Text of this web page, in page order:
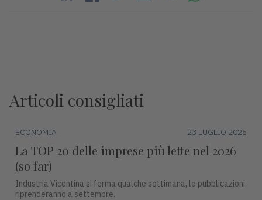
Articoli consigliati
ECONOMIA 23 LUGLIO 2026
La TOP 20 delle imprese più lette nel 2026
(so far)
Industria Vicentina si ferma qualche settimana, le pubblicazioni
riprenderanno a settembre.